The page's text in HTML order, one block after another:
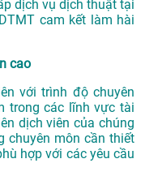
dịch vụ dịch thuật tại
cam kết làm hài
cao
với trình độ chuyên
trong các lĩnh vực tài
dịch viên của chúng
chuyên môn cần thiết
hợp với các yêu cầu